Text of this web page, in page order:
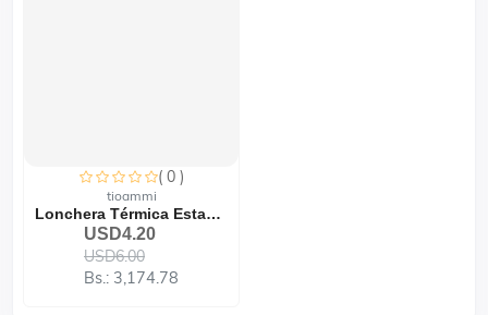
( 0 )
tioammi
Lonchera Térmica Estampad...
USD4.20
USD6.00
Bs.: 3,174.78